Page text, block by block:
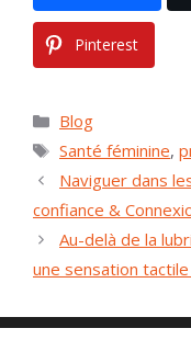
Pinterest
Catégories
Blog
Mots
clés
Santé féminine,
Naviguer dans
confiance &
Au-delà de la
une sensation